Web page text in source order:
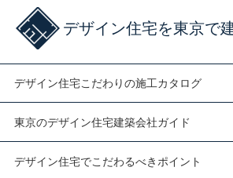
デザイン住宅を東京で
デザイン住宅こだわりの施工カタログ
東京のデザイン住宅建築会社ガイド
デザイン住宅でこだわるべきポイント